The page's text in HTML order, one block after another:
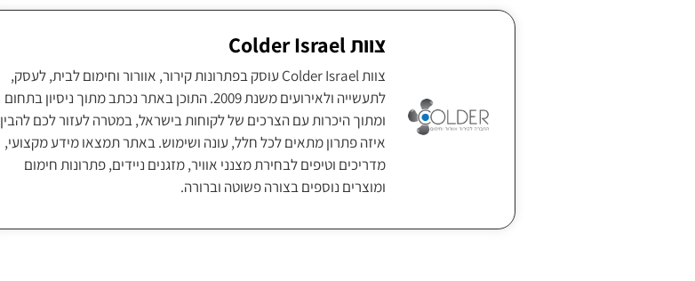
צוות Colder Israel
צוות Colder Israel עוסק בפתרונות קירור, אוורור וחימום לבית, לעסק,
לתעשייה ולאירועים משנת 2009. התוכן באתר נכתב מתוך ניסיון בתחום
ומתוך היכרות עם הצרכים של לקוחות בישראל, במטרה לעזור לכם להבין
איזה פתרון מתאים לכל חלל, עונה ושימוש. באתר תמצאו מידע מקצועי,
מדריכים וטיפים לבחירת מצנני אוויר, מזגנים ניידים, פתרונות חימום
ומוצרים נוספים בצורה פשוטה וברורה.